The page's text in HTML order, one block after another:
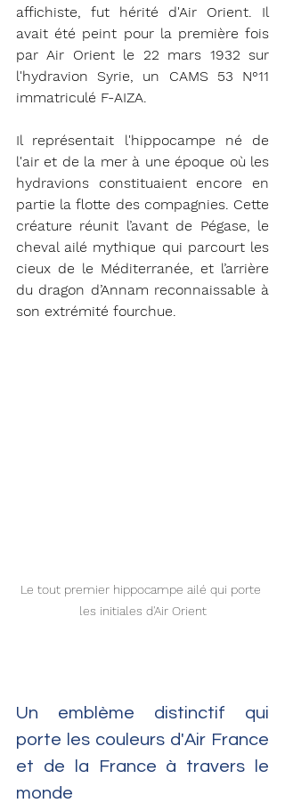
affichiste, fut hérité d'Air Orient. Il
avait été peint pour la première fois
par Air Orient le 22 mars 1932 sur
l'hydravion Syrie, un CAMS 53 N°11
immatriculé F-AIZA.
Il représentait l'hippocampe né de
l'air et de la mer à une époque où les
hydravions constituaient encore en
partie la flotte des compagnies. Cette
créature réunit l’avant de Pégase, le
cheval ailé mythique qui parcourt les
cieux de le Méditerranée, et l’arrière
du dragon d’Annam reconnaissable à
son extrémité fourchue.
Le tout premier hippocampe ailé qui porte
les initiales d'Air Orient
Un emblème distinctif qui
porte les couleurs d'Air France
et de la France à travers le
monde